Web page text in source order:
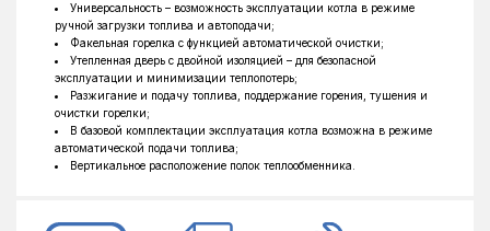
Универсальность – возможность эксплуатации котла в режиме
ручной загрузки топлива и автоподачи;
Факельная горелка с функцией автоматической очистки;
Утепленная дверь с двойной изоляцией – для безопасной
эксплуатации и минимизации теплопотерь;
Разжигание и подачу топлива, поддержание горения, тушения и
очистки горелки;
В базовой комплектации эксплуатация котла возможна в режиме
автоматической подачи топлива;
Вертикальное расположение полок теплообменника.